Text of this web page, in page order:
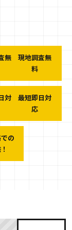
現地調査無
料
最短即日対
応
の